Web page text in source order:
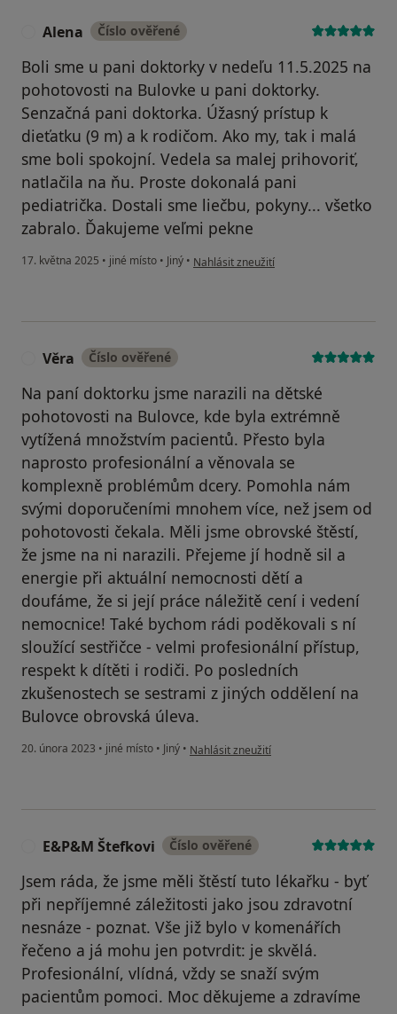
Alena Číslo ověřené
Boli sme u pani doktorky v nedeľu 11.5.2025 na
pohotovosti na Bulovke u pani doktorky.
Senzačná pani doktorka. Úžasný prístup k
dieťatku (9 m) a k rodičom. Ako my, tak i malá
sme boli spokojní. Vedela sa malej prihovoriť,
natlačila na ňu. Proste dokonalá pani
pediatrička. Dostali sme liečbu, pokyny... všetko
zabralo. Ďakujeme veľmi pekne
17. května 2025 • jiné místo • Jiný • podle názoru uživatele Alena
Nahlásit zneužití
Věra Číslo ověřené
Na paní doktorku jsme narazili na dětské
pohotovosti na Bulovce, kde byla extrémně
vytížená množstvím pacientů. Přesto byla
naprosto profesionální a věnovala se
komplexně problémům dcery. Pomohla nám
svými doporučeními mnohem více, než jsem od
pohotovosti čekala. Měli jsme obrovské štěstí,
že jsme na ni narazili. Přejeme jí hodně sil a
energie při aktuální nemocnosti dětí a
doufáme, že si její práce náležitě cení i vedení
nemocnice! Také bychom rádi poděkovali s ní
sloužící sestřičce - velmi profesionální přístup,
respekt k dítěti i rodiči. Po posledních
zkušenostech se sestrami z jiných oddělení na
Bulovce obrovská úleva.
20. února 2023 • jiné místo • Jiný • podle názoru uživatele Věra
Nahlásit zneužití
E&P&M Štefkovi Číslo ověřené
Jsem ráda, že jsme měli štěstí tuto lékařku - byť
při nepříjemné záležitosti jako jsou zdravotní
nesnáze - poznat. Vše již bylo v komenářích
řečeno a já mohu jen potvrdit: je skvělá.
Profesionální, vlídná, vždy se snaží svým
pacientům pomoci. Moc děkujeme a zdravíme